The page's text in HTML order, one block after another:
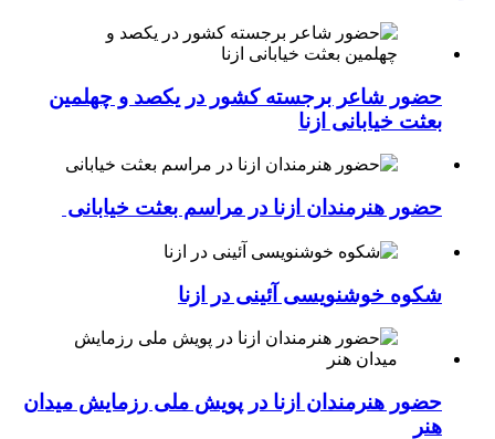
حضور شاعر برجسته کشور در یکصد و چهلمین
بعثت خیابانی ازنا
حضور هنرمندان ازنا در مراسم بعثت خیابانی
شکوه خوشنویسی آئینی در ازنا
حضور هنرمندان ازنا در پویش ملی رزمایش میدان
هنر